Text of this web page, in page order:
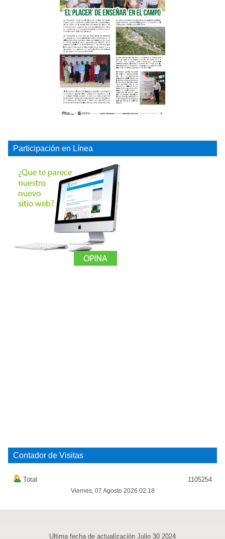
Participación en Línea
Contador de Visitas
Total 1105254
Viernes, 07 Agosto 2026 02:18
Ultima fecha de actualización Julio 30 2024